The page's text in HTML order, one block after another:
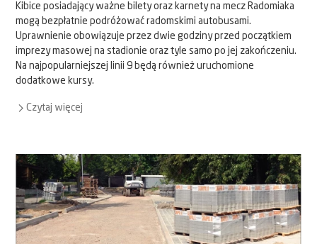
Kibice posiadający ważne bilety oraz karnety na mecz Radomiaka
mogą bezpłatnie podróżować radomskimi autobusami.
Uprawnienie obowiązuje przez dwie godziny przed początkiem
imprezy masowej na stadionie oraz tyle samo po jej zakończeniu.
Na najpopularniejszej linii 9 będą również uruchomione
dodatkowe kursy.
Czytaj więcej